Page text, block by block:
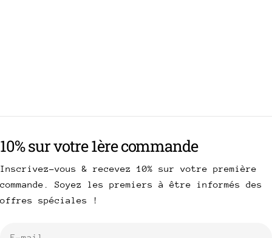
10% sur votre 1ère commande
Inscrivez-vous & recevez 10% sur votre première
commande. Soyez les premiers à être informés des
offres spéciales !